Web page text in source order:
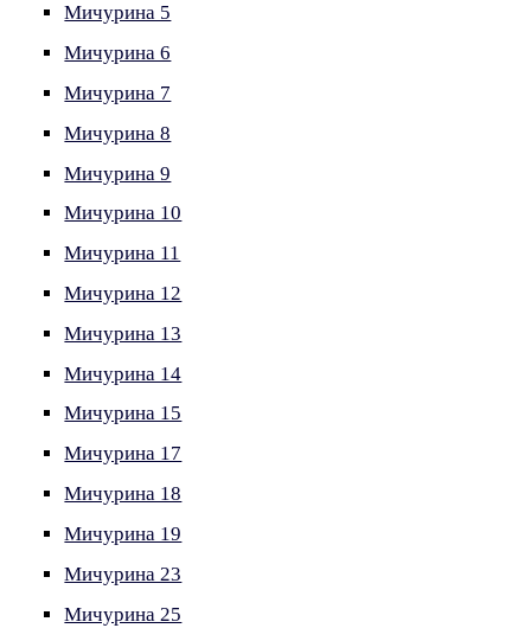
Мичурина 5
Мичурина 6
Мичурина 7
Мичурина 8
Мичурина 9
Мичурина 10
Мичурина 11
Мичурина 12
Мичурина 13
Мичурина 14
Мичурина 15
Мичурина 17
Мичурина 18
Мичурина 19
Мичурина 23
Мичурина 25